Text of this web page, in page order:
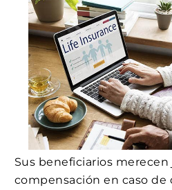
Sus beneficiarios
compensación en caso de